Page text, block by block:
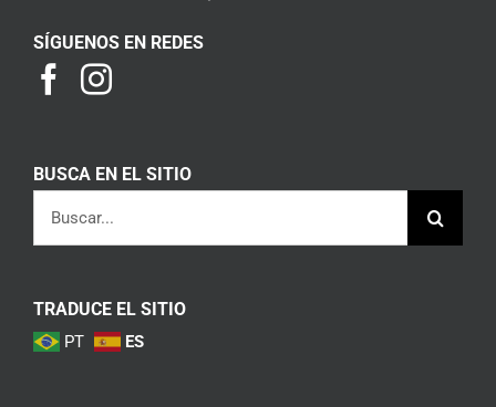
SÍGUENOS EN REDES
BUSCA EN EL SITIO
TRADUCE EL SITIO
PT ES